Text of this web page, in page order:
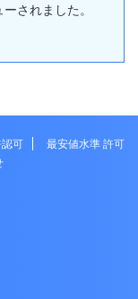
されました。
可
最安値水準 許可